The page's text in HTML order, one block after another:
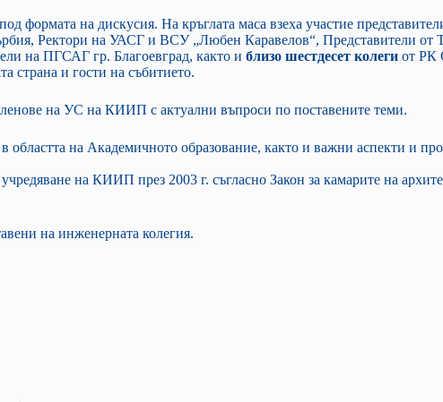
формата на дискусия. На кръглата маса взеха участие
Ректори на УАСГ и ВСУ „Любен Каравелов“, Представители
на ПГСАГ гр. Благоевград, както и близо шестдесет колеги от РК
страна и гости на събитието.
на УС на КИИП с актуални въпроси по поставените теми.
областта на Академичното образование, както и важни аспекти и
на КИИП през 2003 г. съгласно Закон за камарите на
на инженерната колегия.